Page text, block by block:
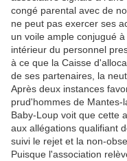
congé parental avec de
ne peut pas exercer ses
un voile ample conjugué
intérieur du personnel
à ce que la Caisse
de ses partenaires, la
Après deux instances
prud'hommes de Mantes-
Baby-Loup voit que cette
aux allégations qualifiant
suivi le rejet et la non-
Puisque l'association